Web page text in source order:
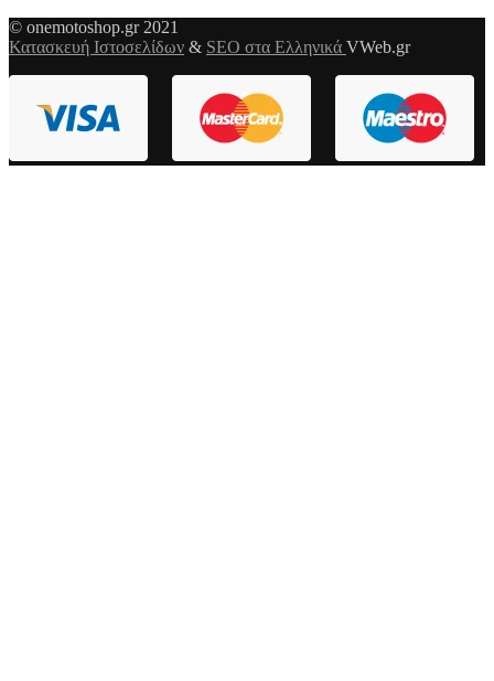
© onemotoshop.gr 2021
Κατασκευή Ιστοσελίδων & SEO στα Ελληνικά VWeb.gr